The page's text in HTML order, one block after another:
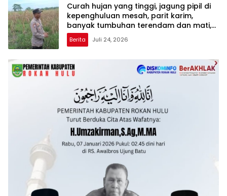
Curah hujan yang tinggi, jagung pipil di
kepenghuluan mesah, parit karim,
banyak tumbuhan terendam dan mati,
personil TPTM gerak cepat turun
langsung meninjau kelapangan
Berita Juli 24, 2026